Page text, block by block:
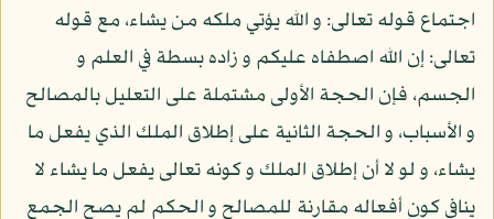
اجتماع قوله تعالى: و الله يؤتي ملكه من يشاء، مع قوله
تعالى: إن الله اصطفاه عليكم و زاده بسطة في العلم و
الجسم، فإن الحجة الأولى مشتملة على التعليل بالمصالح
و الأسباب، و الحجة الثانية على إطلاق الملك الذي يفعل ما
يشاء، و لو لا أن إطلاق الملك و كونه تعالى يفعل ما يشاء لا
ينافي كون أفعاله مقارنة للمصالح و الحكم لم يصح الجمع